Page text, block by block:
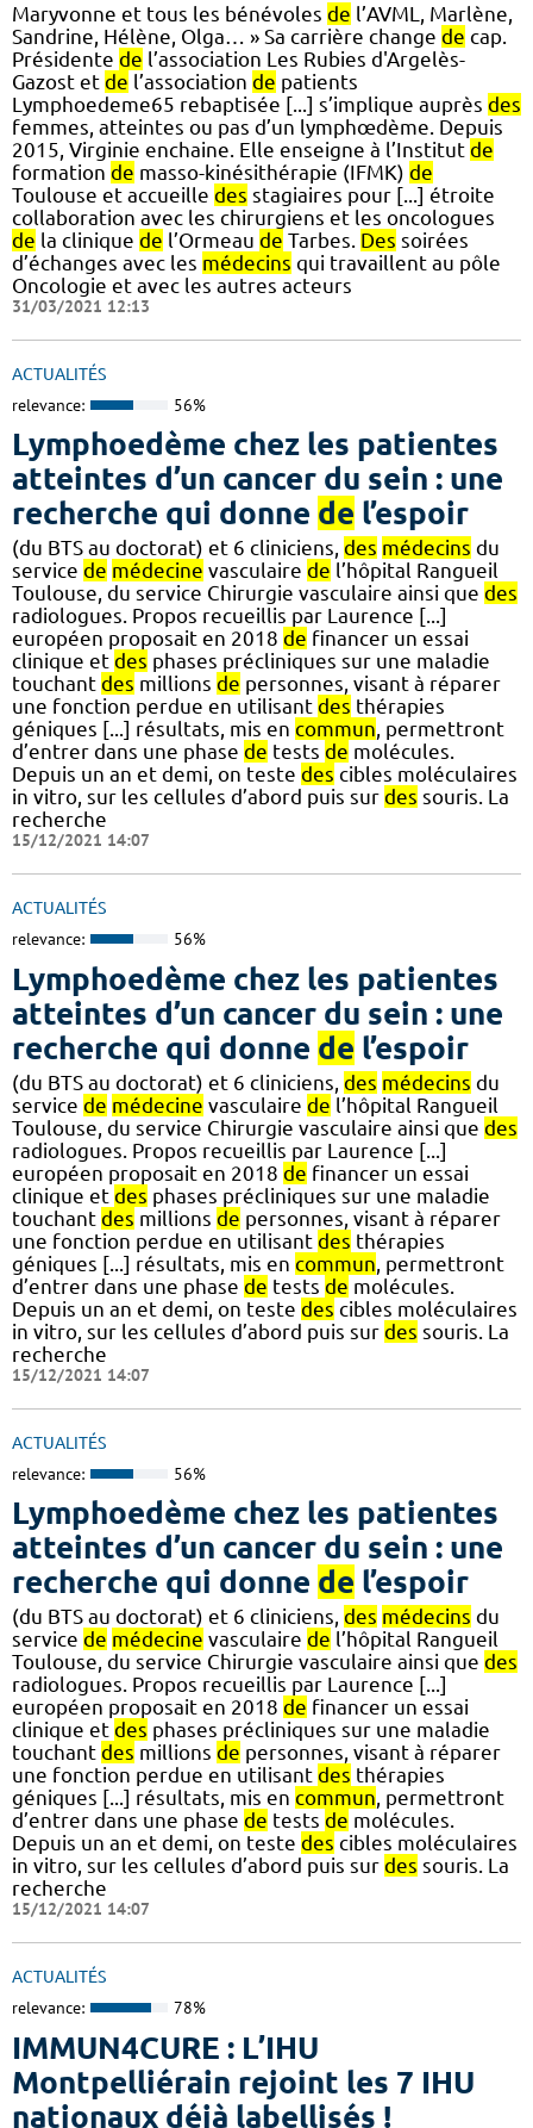
Maryvonne et tous les bénévoles de l’AVML, Marlène,
Sandrine, Hélène, Olga… » Sa carrière change de cap.
Présidente de l’association Les Rubies d'Argelès-
Gazost et de l’association de patients
Lymphoedeme65 rebaptisée [...] s’implique auprès des
femmes, atteintes ou pas d’un lymphœdème. Depuis
2015, Virginie enchaine. Elle enseigne à l’Institut de
formation de masso-kinésithérapie (IFMK) de
Toulouse et accueille des stagiaires pour [...] étroite
collaboration avec les chirurgiens et les oncologues
de la clinique de l’Ormeau de Tarbes. Des soirées
d’échanges avec les médecins qui travaillent au pôle
Oncologie et avec les autres acteurs
31/03/2021 12:13
ACTUALITÉS
relevance: 56%
Lymphoedème chez les patientes
atteintes d’un cancer du sein : une
recherche qui donne de l’espoir
(du BTS au doctorat) et 6 cliniciens, des médecins du
service de médecine vasculaire de l’hôpital Rangueil
Toulouse, du service Chirurgie vasculaire ainsi que des
radiologues. Propos recueillis par Laurence [...]
européen proposait en 2018 de financer un essai
clinique et des phases précliniques sur une maladie
touchant des millions de personnes, visant à réparer
une fonction perdue en utilisant des thérapies
géniques [...] résultats, mis en commun, permettront
d’entrer dans une phase de tests de molécules.
Depuis un an et demi, on teste des cibles moléculaires
in vitro, sur les cellules d’abord puis sur des souris. La
recherche
15/12/2021 14:07
ACTUALITÉS
relevance: 56%
Lymphoedème chez les patientes
atteintes d’un cancer du sein : une
recherche qui donne de l’espoir
(du BTS au doctorat) et 6 cliniciens, des médecins du
service de médecine vasculaire de l’hôpital Rangueil
Toulouse, du service Chirurgie vasculaire ainsi que des
radiologues. Propos recueillis par Laurence [...]
européen proposait en 2018 de financer un essai
clinique et des phases précliniques sur une maladie
touchant des millions de personnes, visant à réparer
une fonction perdue en utilisant des thérapies
géniques [...] résultats, mis en commun , permettront
d’entrer dans une phase de tests de molécules.
Depuis un an et demi, on teste des cibles moléculaires
in vitro, sur les cellules d’abord puis sur des souris. La
recherche
15/12/2021 14:07
ACTUALITÉS
relevance: 56%
Lymphoedème chez les patientes
atteintes d’un cancer du sein : une
recherche qui donne de l’espoir
(du BTS au doctorat) et 6 cliniciens, des médecins du
service de médecine vasculaire de l’hôpital Rangueil
Toulouse, du service Chirurgie vasculaire ainsi que des
radiologues. Propos recueillis par Laurence [...]
européen proposait en 2018 de financer un essai
clinique et des phases précliniques sur une maladie
touchant des millions de personnes, visant à réparer
une fonction perdue en utilisant des thérapies
géniques [...] résultats, mis en commun, permettront
d’entrer dans une phase de tests de molécules.
Depuis un an et demi, on teste des cibles moléculaires
in vitro, sur les cellules d’abord puis sur des souris. La
recherche
15/12/2021 14:07
ACTUALITÉS
relevance: 78%
IMMUN4CURE : L’IHU
Montpelliérain rejoint les 7 IHU
nationaux déjà labellisés !